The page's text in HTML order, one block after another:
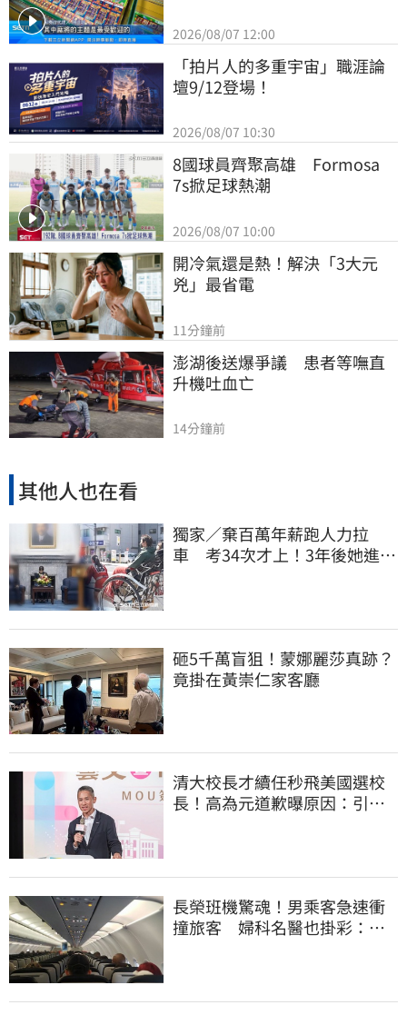
2026/08/07 12:00
「拍片人的多重宇宙」職涯論
壇9/12登場！
2026/08/07 10:30
8國球員齊聚高雄　Formosa
7s掀足球熱潮
2026/08/07 10:00
開冷氣還是熱！解決「3大元
兇」最省電
11分鐘前
澎湖後送爆爭議　患者等嘸直
升機吐血亡
14分鐘前
其他人也在看
獨家／棄百萬年薪跑人力拉
車 考34次才上！3年後她進外
砸5千萬盲狙！蒙娜麗莎真跡？
竟掛在黃崇仁家客廳
清大校長才續任秒飛美國選校
長！高為元道歉曝原因：引起
長榮班機驚魂！男乘客急速衝
撞旅客 婦科名醫也掛彩：全